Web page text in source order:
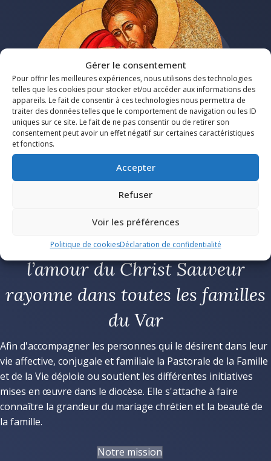
Gérer le consentement
Pour offrir les meilleures expériences, nous utilisons des technologies
telles que les cookies pour stocker et/ou accéder aux informations des
appareils. Le fait de consentir à ces technologies nous permettra de
traiter des données telles que le comportement de navigation ou les ID
uniques sur ce site. Le fait de ne pas consentir ou de retirer son
consentement peut avoir un effet négatif sur certaines caractéristiques
et fonctions.
Accepter
Refuser
Voir les préférences
Politique de cookiesDéclaration de confidentialité
Une mission diocésaine pour que
l’amour du Christ Sauveur
rayonne dans toutes les familles
du Var
Afin d'accompagner les personnes qui le désirent dans leur
vie affective, conjugale et familiale la Pastorale de la Famille
et de la Vie déploie ou soutient les différentes initiatives
mises en œuvre dans le diocèse. Elle s'attache à faire
connaître la grandeur du mariage chrétien et la beauté de
la famille.
Notre mission